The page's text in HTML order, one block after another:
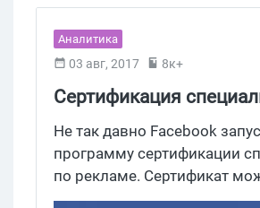
Аналитика
03 авг, 2017 8к+
Сертификация
Facebook Blueprint
Не так давно Facebook
программу сертификации
по рекламе. Сертификат
получить любой